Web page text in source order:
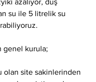
su ile 5 litrelik su
genel kurula;
olan site sakinlerinden